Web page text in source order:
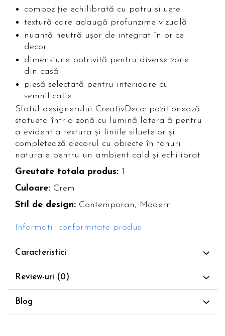
compoziție echilibrată cu patru siluete
textură care adaugă profunzime vizuală
nuanță neutră ușor de integrat în orice
decor
dimensiune potrivită pentru diverse zone
din casă
piesă selectată pentru interioare cu
semnificație
Sfatul designerului CreativDeco: poziționează
statueta într-o zonă cu lumină laterală pentru
a evidenția textura și liniile siluetelor și
completează decorul cu obiecte în tonuri
naturale pentru un ambient cald și echilibrat.
Greutate totala produs: 1
Culoare: Crem
Stil de design: Contemporan, Modern
Informatii conformitate produs
Caracteristici
Review-uri (0)
Blog